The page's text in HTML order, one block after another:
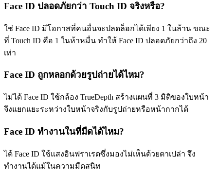
Face ID ปลอดภัยกว่า Touch ID จริงหรือ?
ใช่ Face ID มีโอกาสที่คนอื่นจะปลดล็อกได้เพียง 1 ในล้าน ขณะ
ที่ Touch ID คือ 1 ในห้าหมื่น ทำให้ Face ID ปลอดภัยกว่าถึง 20
เท่า
Face ID ถูกหลอกด้วยรูปถ่ายได้ไหม?
ไม่ได้ Face ID ใช้กล้อง TrueDepth สร้างแผนที่ 3 มิติของใบหน้า
จึงแยกแยะระหว่างใบหน้าจริงกับรูปถ่ายหรือหน้ากากได้
Face ID ทำงานในที่มืดได้ไหม?
ได้ Face ID ใช้แสงอินฟราเรดซึ่งมองไม่เห็นด้วยตาเปล่า จึง
ทำงานได้แม้ในความมืดสนิท